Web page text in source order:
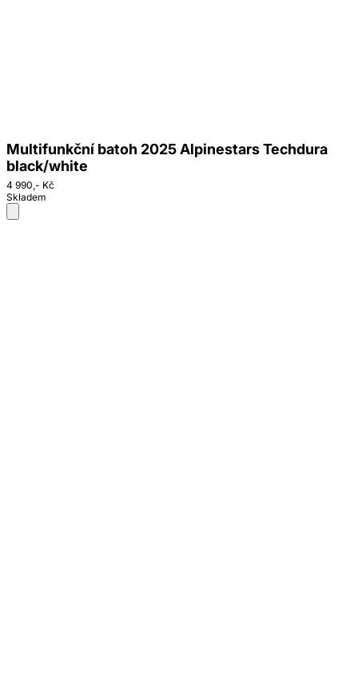
Multifunkční batoh 2025 Alpinestars Techdura
black/white
4 990,- Kč
Skladem